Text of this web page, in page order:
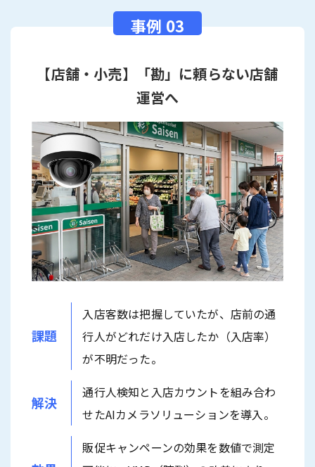
【店舗・小売】「勘」に頼らない店舗
運営へ
課題
入店客数は把握していたが、店前の通
行人がどれだけ入店したか（入店率）
が不明だった。
解決
通行人検知と入店カウントを組み合わ
せたAIカメラソリューションを導入。
販促キャンペーンの効果を数値で測定